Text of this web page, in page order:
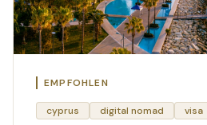
EMPFOHLEN
cyprus digital nomad visa